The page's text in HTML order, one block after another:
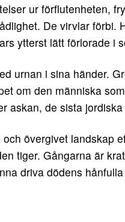
ur förflutenheten,
De virvlar förbi.
ytterst lätt förlorade i
urnan i sina händer.
om den människa
askan, de sista
övergivet landskap
tiger. Gångarna är
driva dödens